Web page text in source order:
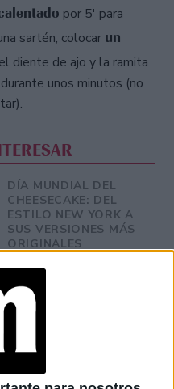
por 5' para
sartén, colocar un
diente de ajo y la ramita
unos minutos (no
DÍA MUNDIAL DEL
CHEESECAKE: DEL
ESTILO NEW YORK A
SUS VERSIONES MÁS
ORIGINALES
TEMPORADA DE
TRUFAS: QUÉ SON Y
PARA PROBARLAS